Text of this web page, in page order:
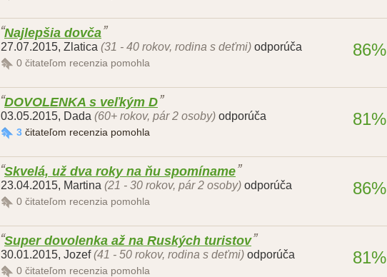
Najlepšia dovča
27.07.2015, Zlatica (31 - 40 rokov, rodina s deťmi) odporúča
0 čitateľom recenzia pomohla
86%
DOVOLENKA s veľkým D
03.05.2015, Dada (60+ rokov, pár 2 osoby) odporúča
3 čitateľom recenzia pomohla
81%
Skvelá, už dva roky na ňu spomíname
23.04.2015, Martina (21 - 30 rokov, pár 2 osoby) odporúča
0 čitateľom recenzia pomohla
86%
Super dovolenka až na Ruských turistov
30.01.2015, Jozef (41 - 50 rokov, rodina s deťmi) odporúča
0 čitateľom recenzia pomohla
81%